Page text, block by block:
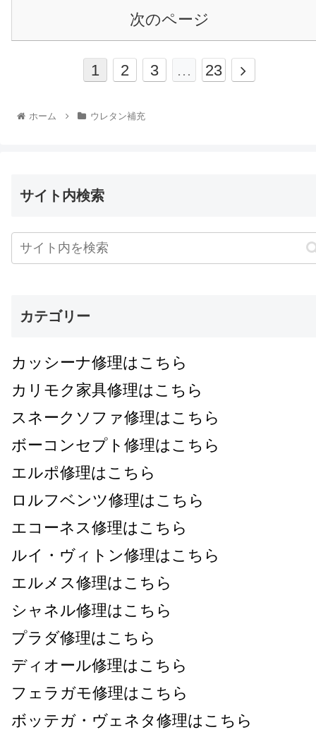
次のページ
1 2 3 … 23
ホーム ウレタン補充
サイト内検索
カテゴリー
カッシーナ修理はこちら
カリモク家具修理はこちら
スネークソファ修理はこちら
ボーコンセプト修理はこちら
エルポ修理はこちら
ロルフベンツ修理はこちら
エコーネス修理はこちら
ルイ・ヴィトン修理はこちら
エルメス修理はこちら
シャネル修理はこちら
プラダ修理はこちら
ディオール修理はこちら
フェラガモ修理はこちら
ボッテガ・ヴェネタ修理はこちら